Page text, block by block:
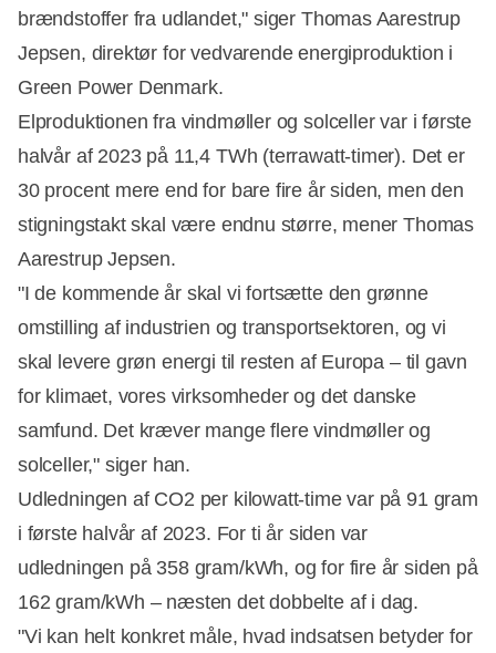
brændstoffer fra udlandet," siger Thomas Aarestrup
Jepsen, direktør for vedvarende energiproduktion i
Green Power Denmark.
Elproduktionen fra vindmøller og solceller var i første
halvår af 2023 på 11,4 TWh (terrawatt-timer). Det er
30 procent mere end for bare fire år siden, men den
stigningstakt skal være endnu større, mener Thomas
Aarestrup Jepsen.
"I de kommende år skal vi fortsætte den grønne
omstilling af industrien og transportsektoren, og vi
skal levere grøn energi til resten af Europa – til gavn
for klimaet, vores virksomheder og det danske
samfund. Det kræver mange flere vindmøller og
solceller," siger han.
Udledningen af CO2 per kilowatt-time var på 91 gram
i første halvår af 2023. For ti år siden var
udledningen på 358 gram/kWh, og for fire år siden på
162 gram/kWh – næsten det dobbelte af i dag.
"Vi kan helt konkret måle, hvad indsatsen betyder for